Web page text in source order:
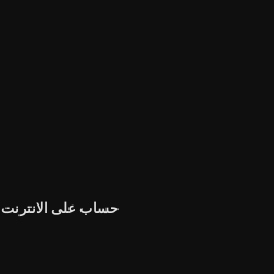
American credit credit card حساب على الانترنت